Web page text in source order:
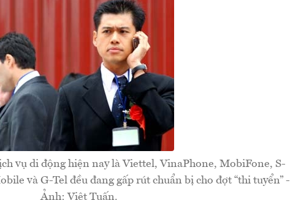
vụ di động hiện nay là Viettel, VinaPhone, MobiFone, S-
và G-Tel đều đang gấp rút chuẩn bị cho đợt “thi tuyển” -
Ảnh: Việt Tuấn.